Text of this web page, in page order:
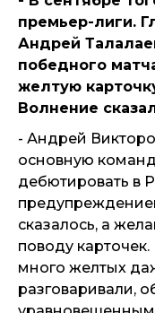
премьер-лиги.
Андрей
победного
желтую
Волнение
- Андрей
основную
дебютировать в
сказалось, а
поводу
много желтых
разговаривали,